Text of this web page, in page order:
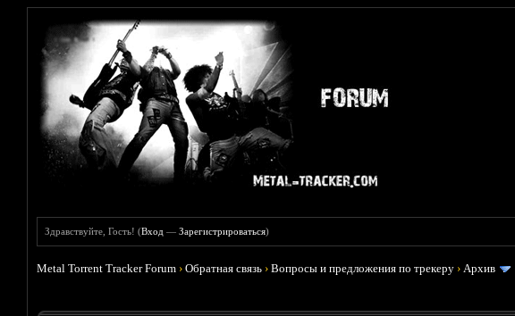
Здравствуйте, Гость! (Вход —Зарегистрироваться)
Metal Torrent Tracker Forum ›Обратная связь ›Вопросы и предложения по трекеру ›Архив